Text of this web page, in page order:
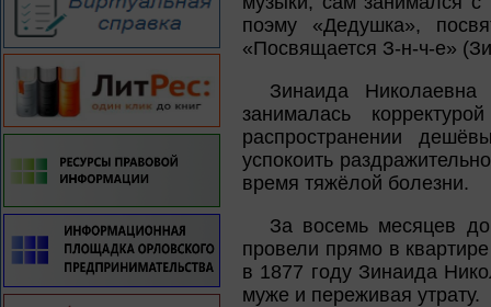
поэму «Дедушка»,
«Посвящается З-н-ч-е»
Зинаида
занималась
распространении
успокоить
время тяжёлой болезни.
За восемь месяцев
провели прямо в
в 1877 году Зинаида
муже и переживая утрату.